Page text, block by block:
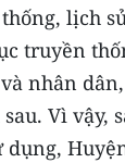
lịch
truyền
nhân
Vì vậy,
dụng,